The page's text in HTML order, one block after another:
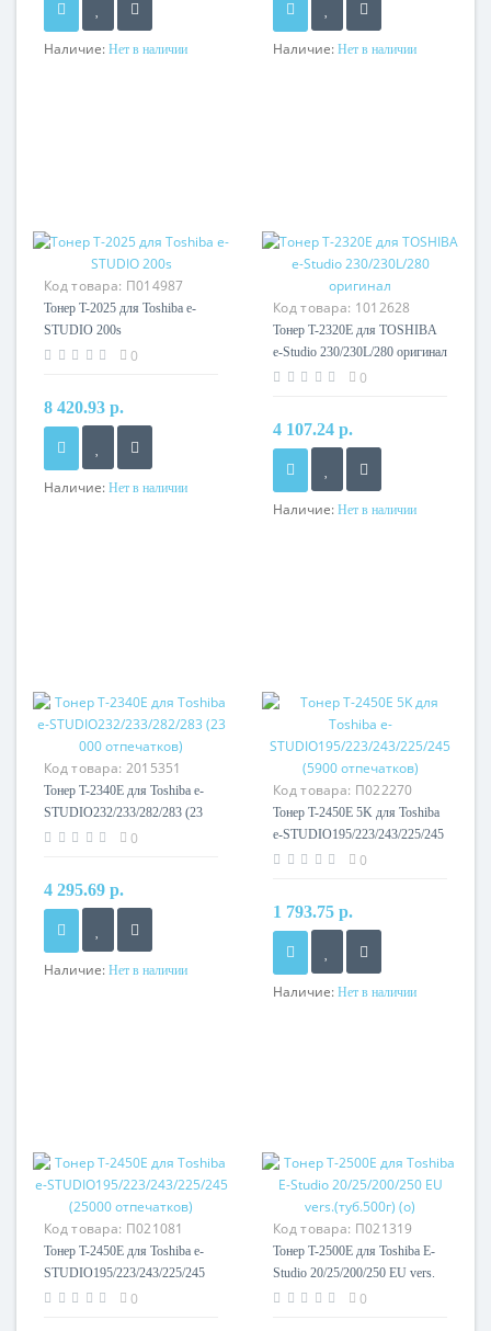
Наличие: Нет в наличии Наличие: Нет в наличии
Код товара: П014987
Тонер T-2025 для Toshiba e-
STUDIO 200s
0
8 420.93 р.
Наличие: Нет в наличии
Код товара: 1012628
Тонер T-2320E для TOSHIBA
e-Studio 230/230L/280 оригинал
0
4 107.24 р.
Наличие: Нет в наличии
Код товара: 2015351
Тонер T-2340E для Toshiba e-
STUDIO232/233/282/283 (23
000 отпечатков)0
4 295.69 р.
Наличие: Нет в наличии
Код товара: П022270
Тонер T-2450E 5K для Toshiba
e-STUDIO195/223/243/225/245
(5900 отпечатков)
0
1 793.75 р.
Наличие: Нет в наличии
Код товара: П021081
Тонер T-2450E для Toshiba e-
STUDIO195/223/243/225/245
(25000 отпечатков)
0
Код товара: П021319
Тонер T-2500E для Toshiba E-
Studio 20/25/200/250 EU vers.
(туб.500г) (o)
0